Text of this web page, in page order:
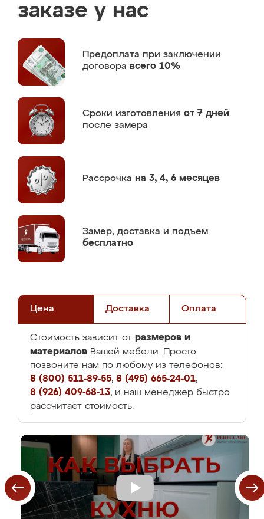
заказе у нас
Предоплата при заключении
договора всего 10%
Сроки изготовления от 7 дней
после замера
Рассрочка на 3, 4, 6 месяцев
Замер, доставка и подъем
бесплатно
Цена Доставка Оплата
Стоимость зависит от размеров и
материалов Вашей мебели. Просто
позвоните нам по любому из телефонов:
8 (800) 511-89-55, 8 (495) 665-24-01,
8 (926) 409-68-13, и наш менеджер быстро
рассчитает стоимость.